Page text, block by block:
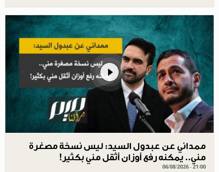
ممداني عن عبدول السيد: ليس نسخة مصغرة
مني.. يمكنه رفع أوزان أثقل مني بكثير!
06/08/2026 - 21:00